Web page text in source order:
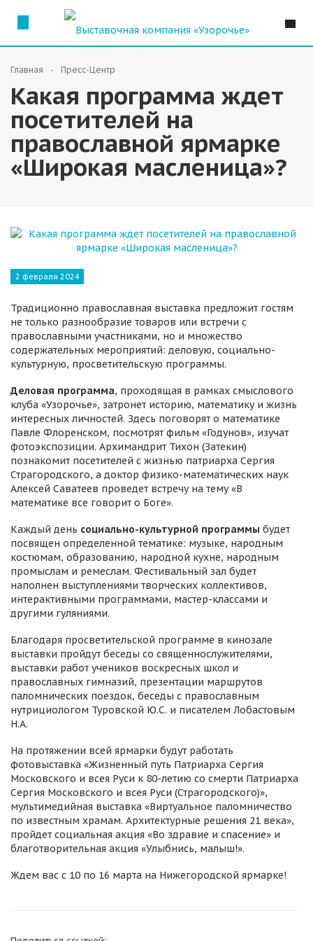
Главная Пресс-Центр
Какая программа ждет
посетителей на
православной ярмарке
«Широкая масленица»?
2 февраля 2024
Традиционно православная выставка предложит гостям
не только разнообразие товаров или встречи с
православными участниками, но и множество
содержательных мероприятий: деловую, социально-
культурную, просветительскую программы.
Деловая программа, проходящая в рамках смыслового
клуба «Узорочье», затронет историю, математику и жизнь
интересных личностей. Здесь поговорят о математике
Павле Флоренском, посмотрят фильм «Годунов», изучат
фотоэкспозиции. Архимандрит Тихон (Затекин)
познакомит посетителей с жизнью патриарха Сергия
Страгородского, а доктор физико-математических наук
Алексей Саватеев проведет встречу на тему «В
математике все говорит о Боге».
Каждый день социально-культурной программы будет
посвящен определенной тематике: музыке, народным
костюмам, образованию, народной кухне, народным
промыслам и ремеслам. Фестивальный зал будет
наполнен выступлениями творческих коллективов,
интерактивными программами, мастер-классами и
другими гуляниями.
Благодаря просветительской программе в кинозале
выставки пройдут беседы со священнослужителями,
выставки работ учеников воскресных школ и
православных гимназий, презентации маршрутов
паломнических поездок, беседы с православным
нутрициологом Туровской Ю.С. и писателем Лобастовым
Н.А.
На протяжении всей ярмарки будут работать
фотовыставка «Жизненный путь Патриарха Сергия
Московского и всея Руси к 80-летию со смерти Патриарха
Сергия Московского и всея Руси (Страгородского)»,
мультимедийная выставка «Виртуальное паломничество
по известным храмам. Архитектурные решения 21 века»,
пройдет социальная акция «Во здравие и спасение» и
благотворительная акция «Улыбнись, малыш!».
Ждем вас с 10 по 16 марта на Нижегородской ярмарке!